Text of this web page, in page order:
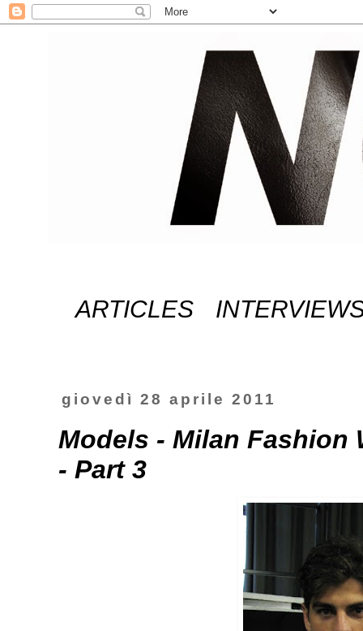
ARTICLES
giovedì 28 aprile 2011
Models - Milan Fashion
- Part 3